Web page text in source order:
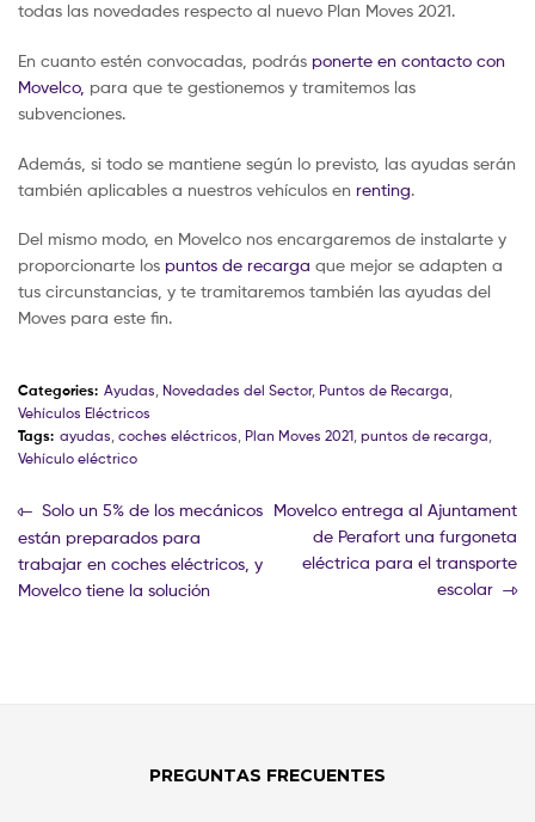
todas las novedades respecto al nuevo Plan Moves 2021.
En cuanto estén convocadas, podrás ponerte en contacto con
Movelco, para que te gestionemos y tramitemos las
subvenciones.
Además, si todo se mantiene según lo previsto, las ayudas serán
también aplicables a nuestros vehículos en renting.
Del mismo modo, en Movelco nos encargaremos de instalarte y
proporcionarte los puntos de recarga que mejor se adapten a
tus circunstancias, y te tramitaremos también las ayudas del
Moves para este fin.
Categories: Ayudas, Novedades del Sector, Puntos de Recarga,
Vehículos Eléctricos
Tags: ayudas, coches eléctricos, Plan Moves 2021, puntos de recarga,
Vehículo eléctrico
Solo un 5% de los mecánicos
están preparados para
trabajar en coches eléctricos, y
Movelco tiene la solución
Movelco entrega al Ajuntament
de Perafort una furgoneta
eléctrica para el transporte
escolar
PREGUNTAS FRECUENTES